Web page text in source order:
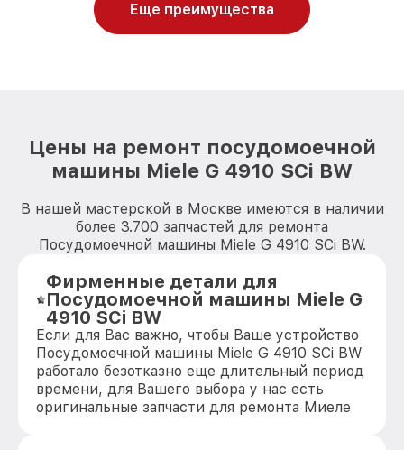
Еще преимущества
Цены на ремонт посудомоечной
машины Miele G 4910 SCi BW
В нашей мастерской в Москве имеются в наличии
более 3.700 запчастей для ремонта
Посудомоечной машины Miele G 4910 SCi BW.
Фирменные детали для
Посудомоечной машины Miele G
4910 SCi BW
Если для Вас важно, чтобы Ваше устройство
Посудомоечной машины Miele G 4910 SCi BW
работало безотказно еще длительный период
времени, для Вашего выбора у нас есть
оригинальные запчасти для ремонта Миеле